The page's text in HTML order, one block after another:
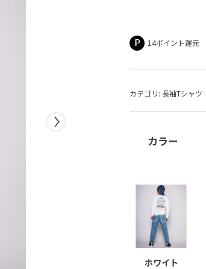
14ポイント還元
カテゴリ: 長袖Tシャツ
カラー
ホワイト